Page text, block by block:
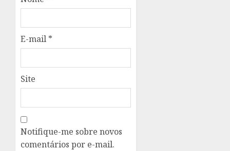
E-mail *
Site
Notifique-me sobre novos
comentários por e-mail.